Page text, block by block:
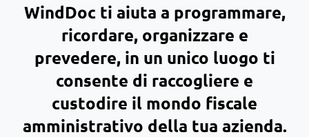
WindDoc ti aiuta a programmare,
ricordare, organizzare e
prevedere, in un unico luogo ti
consente di raccogliere e
custodire il mondo fiscale
amministrativo della tua azienda.